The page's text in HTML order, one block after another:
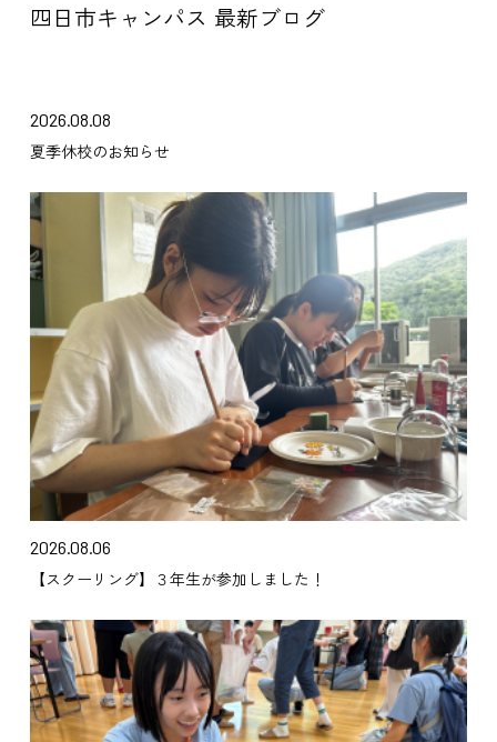
四日市キャンパス 最新ブログ
2026.08.08
夏季休校のお知らせ
2026.08.06
【スクーリング】３年生が参加しました！